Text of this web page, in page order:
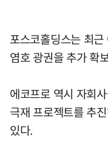
포스코홀딩스는 최
염호 광권을 추가 확
에코프로 역시 자회
극재 프로젝트를 추
있다.